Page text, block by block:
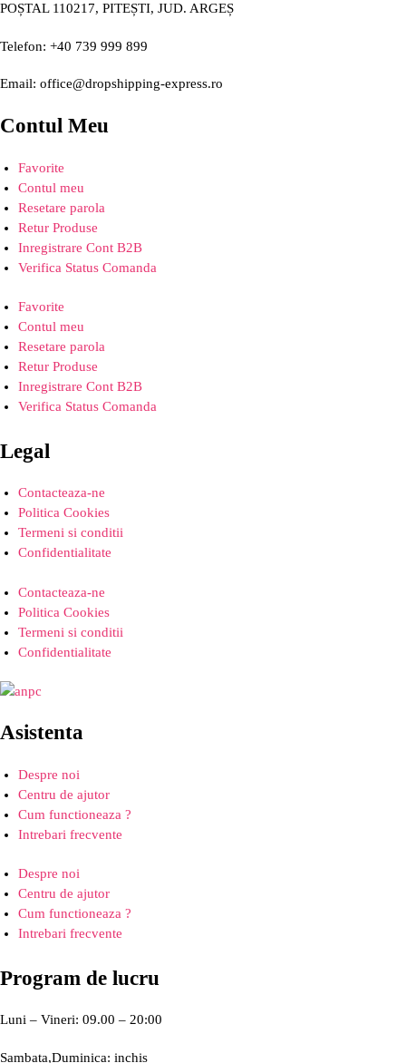
POȘTAL 110217, PITEȘTI, JUD. ARGEȘ
Telefon: +40 739 999 899
Email: office@dropshipping-express.ro
Contul Meu
Favorite
Contul meu
Resetare parola
Retur Produse
Inregistrare Cont B2B
Verifica Status Comanda
Favorite
Contul meu
Resetare parola
Retur Produse
Inregistrare Cont B2B
Verifica Status Comanda
Legal
Contacteaza-ne
Politica Cookies
Termeni si conditii
Confidentialitate
Contacteaza-ne
Politica Cookies
Termeni si conditii
Confidentialitate
Asistenta
Despre noi
Centru de ajutor
Cum functioneaza ?
Intrebari frecvente
Despre noi
Centru de ajutor
Cum functioneaza ?
Intrebari frecvente
Program de lucru
Luni – Vineri: 09.00 – 20:00
Sambata,Duminica: inchis